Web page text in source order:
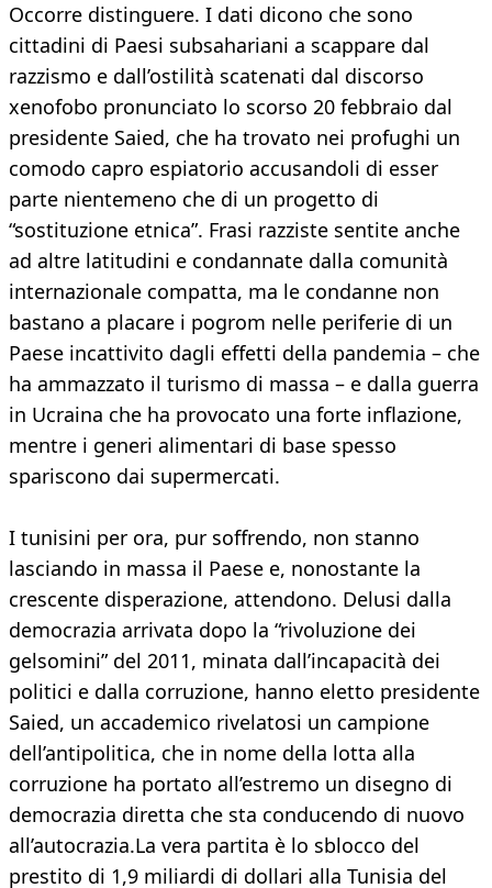
Occorre distinguere. I dati dicono che sono
cittadini di Paesi subsahariani a scappare dal
razzismo e dall’ostilità scatenati dal discorso
xenofobo pronunciato lo scorso 20 febbraio dal
presidente Saied, che ha trovato nei profughi un
comodo capro espiatorio accusandoli di esser
parte nientemeno che di un progetto di
“sostituzione etnica”. Frasi razziste sentite anche
ad altre latitudini e condannate dalla comunità
internazionale compatta, ma le condanne non
bastano a placare i pogrom nelle periferie di un
Paese incattivito dagli effetti della pandemia – che
ha ammazzato il turismo di massa – e dalla guerra
in Ucraina che ha provocato una forte inflazione,
mentre i generi alimentari di base spesso
spariscono dai supermercati.
I tunisini per ora, pur soffrendo, non stanno
lasciando in massa il Paese e, nonostante la
crescente disperazione, attendono. Delusi dalla
democrazia arrivata dopo la “rivoluzione dei
gelsomini” del 2011, minata dall’incapacità dei
politici e dalla corruzione, hanno eletto presidente
Saied, un accademico rivelatosi un campione
dell’antipolitica, che in nome della lotta alla
corruzione ha portato all’estremo un disegno di
democrazia diretta che sta conducendo di nuovo
all’autocrazia.La vera partita è lo sblocco del
prestito di 1,9 miliardi di dollari alla Tunisia del